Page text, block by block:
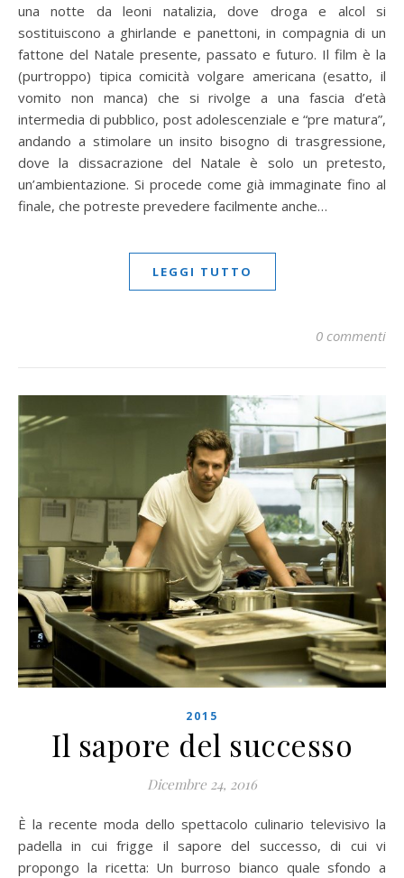
una notte da leoni natalizia, dove droga e alcol si
sostituiscono a ghirlande e panettoni, in compagnia di un
fattone del Natale presente, passato e futuro. Il film è la
(purtroppo) tipica comicità volgare americana (esatto, il
vomito non manca) che si rivolge a una fascia d’età
intermedia di pubblico, post adolescenziale e “pre matura”,
andando a stimolare un insito bisogno di trasgressione,
dove la dissacrazione del Natale è solo un pretesto,
un’ambientazione. Si procede come già immaginate fino al
finale, che potreste prevedere facilmente anche…
LEGGI TUTTO
0 commenti
2015
Il sapore del successo
Dicembre 24, 2016
È la recente moda dello spettacolo culinario televisivo la
padella in cui frigge il sapore del successo, di cui vi
propongo la ricetta: Un burroso bianco quale sfondo a